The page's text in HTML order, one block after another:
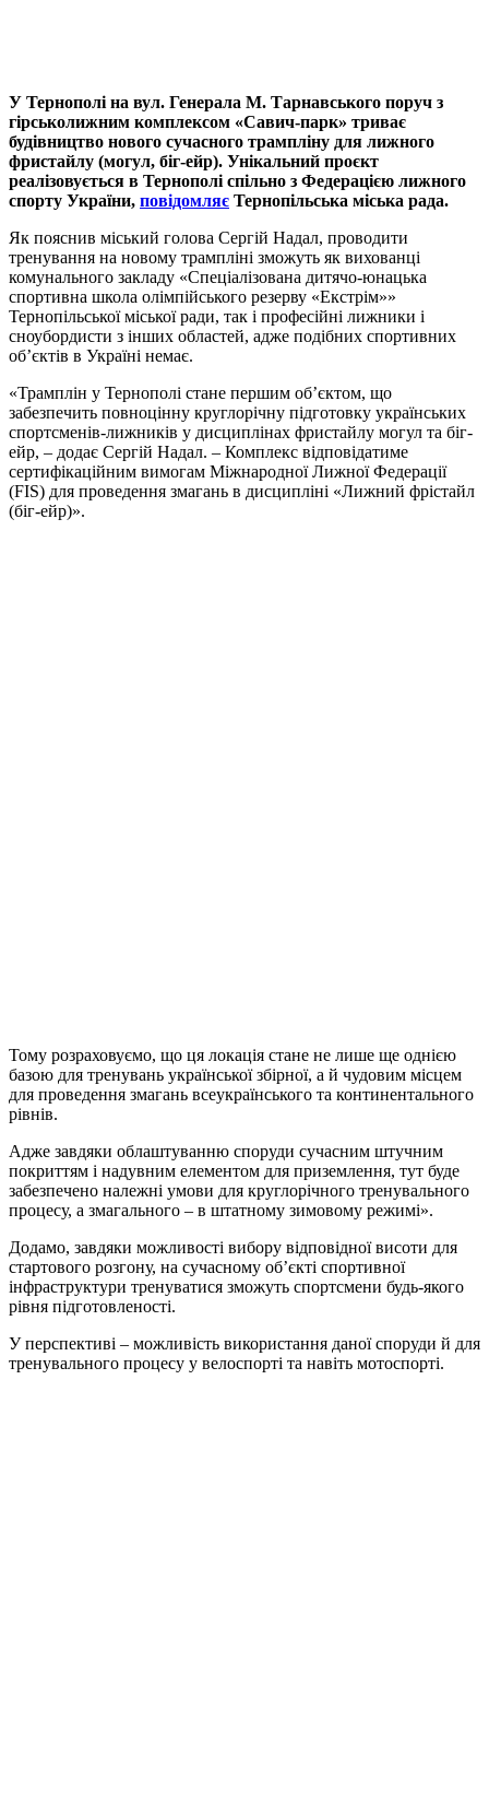
У Тернополі на вул. Генерала М. Тарнавського поруч з
гірськолижним комплексом «Савич-парк» триває
будівництво нового сучасного трампліну для лижного
фристайлу (могул, біг-ейр). Унікальний проєкт
реалізовується в Тернополі спільно з Федерацією лижного
спорту України, повідомляє Тернопільська міська рада.
Як пояснив міський голова Сергій Надал, проводити
тренування на новому трампліні зможуть як вихованці
комунального закладу «Спеціалізована дитячо-юнацька
спортивна школа олімпійського резерву «Екстрім»»
Тернопільської міської ради, так і професійні лижники і
сноубордисти з інших областей, адже подібних спортивних
об’єктів в Україні немає.
«Трамплін у Тернополі стане першим об’єктом, що
забезпечить повноцінну круглорічну підготовку українських
спортсменів-лижників у дисциплінах фристайлу могул та біг-
ейр, – додає Сергій Надал. – Комплекс відповідатиме
сертифікаційним вимогам Міжнародної Лижної Федерації
(FIS) для проведення змагань в дисципліні «Лижний фрістайл
(біг-ейр)».
Тому розраховуємо, що ця локація стане не лише ще однією
базою для тренувань української збірної, а й чудовим місцем
для проведення змагань всеукраїнського та континентального
рівнів.
Адже завдяки облаштуванню споруди сучасним штучним
покриттям і надувним елементом для приземлення, тут буде
забезпечено належні умови для круглорічного тренувального
процесу, а змагального – в штатному зимовому режимі».
Додамо, завдяки можливості вибору відповідної висоти для
стартового розгону, на сучасному об’єкті спортивної
інфраструктури тренуватися зможуть спортсмени будь-якого
рівня підготовленості.
У перспективі – можливість використання даної споруди й для
тренувального процесу у велоспорті та навіть мотоспорті.